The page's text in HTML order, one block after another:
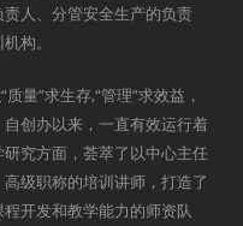
人、分管安全生产的负责
构。
量”求生存,“管理”求效益，
创办以来，一直有效运行着
究方面，荟萃了以中心主任
级职称的培训讲师，打造了
开发和教学能力的师资队